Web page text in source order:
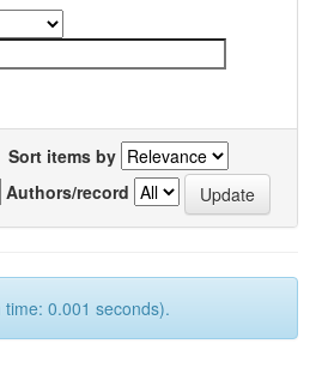
Sort items by
Authors/record
0.001 seconds).